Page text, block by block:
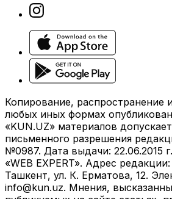
Копирование, распространение
любых иных формах
«KUN.UZ» материалов
письменного разрешения
№0987. Дата выдачи: 22.06.2015
«WEB EXPERT». Адрес
Ташкент, ул. К. Ерматова, 12.
info@kun.uz. Мнения,